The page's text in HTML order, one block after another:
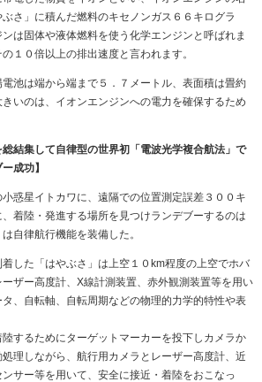
さ」に積んだ燃料のキセノンガス６６キログラ
は固体や液体燃料を使う化学エンジンと呼ばれま
１０倍以上の排出速度と言われます。
池は端から端まで５．７メートル、表面積は畳約
いのは、イオンエンジンへの電力を確保するため
結集して自律型の世界初「電波光学複合航法」で
成功】
惑星イトカワに、遠隔での位置測定誤差３００キ
着陸・発進する場所を見つけランデブーするのは
自律航行機能を装備した。
着した「はやぶさ」は上空１０km程度の上空でホバ
ザー高度計、X線計測装置、赤外観測装置等を用い
、自転軸、自転周期などの物理的力学的特性や表
するためにターゲットマーカーを投下しカメラか
理しながら、航行用カメラとレーザー高度計、近
サー等を用いて、安全に接近・着陸をおこなっ